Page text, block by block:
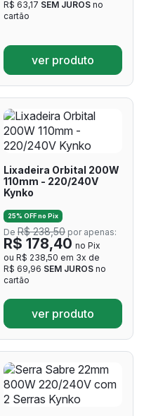
R$ 63,17 SEM JUROS no
cartão
ver produto
Lixadeira Orbital 200W
110mm - 220/240V
Kynko
25% OFF no Pix
De R$ 238,50 por apenas:
R$ 178,40 no Pix
ou R$ 238,50 em 3x de
R$ 69,96 SEM JUROS no
cartão
ver produto